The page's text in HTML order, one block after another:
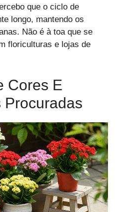
que o ciclo de
longo, mantendo os
Não é à toa que se
floriculturas e lojas de
Cores E
Procuradas